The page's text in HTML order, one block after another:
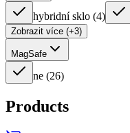
hybridní sklo (4)
Zobrazit více (+3)
MagSafe
ne (26)
Products